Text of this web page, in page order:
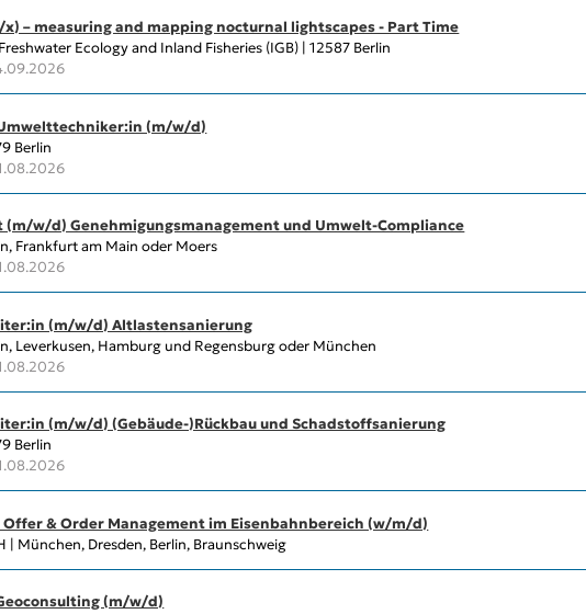
– measuring and mapping nocturnal lightscapes - Part Time
Ecology and Inland Fisheries (IGB) | 12587 Berlin
(m/w/d)
Berlin
(m/w/d) Genehmigungsmanagement und Umwelt-Compliance
Frankfurt am Main oder Moers
(m/w/d) Altlastensanierung
Leverkusen, Hamburg und Regensburg oder München
(m/w/d) (Gebäude-)Rückbau und Schadstoffsanierung
Berlin
& Order Management im Eisenbahnbereich (w/m/d)
| München, Dresden, Berlin, Braunschweig
(m/w/d)